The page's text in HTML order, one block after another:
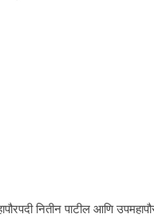
नितीन पाटील आणि